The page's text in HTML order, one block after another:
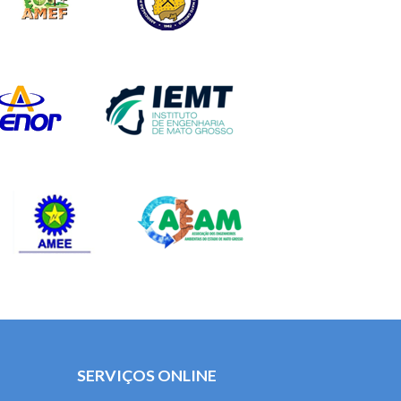
SERVIÇOS ONLINE